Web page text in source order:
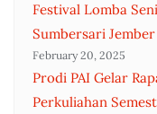
Festival Lomba
Sumbersari Jember
February 20, 2025
Prodi PAI Gelar
Perkuliahan